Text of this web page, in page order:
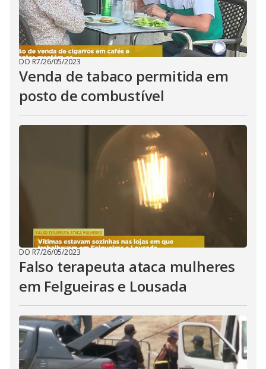
DO R7/26/05/2023
Venda de tabaco permitida em
posto de combustível
DO R7/26/05/2023
Falso terapeuta ataca mulheres
em Felgueiras e Lousada